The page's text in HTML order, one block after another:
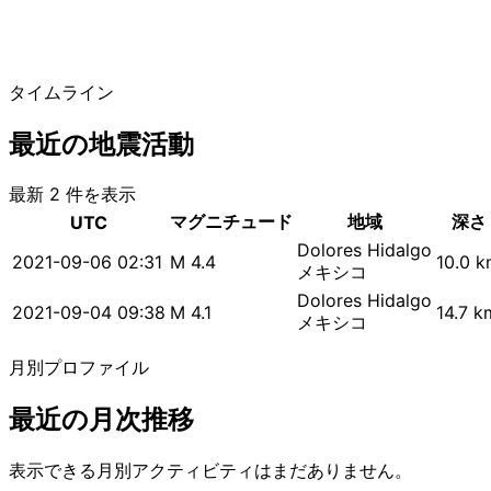
タイムライン
最近の地震活動
最新 2 件を表示
UTC
マグニチュード 地域
深さ
2021-09-06 02:31 M 4.4
Dolores Hidalgo
メキシコ
10.0
2021-09-04 09:38 M 4.1
Dolores Hidalgo
メキシコ
14.7
月別プロファイル
最近の月次推移
表示できる月別アクティビティはまだありません。